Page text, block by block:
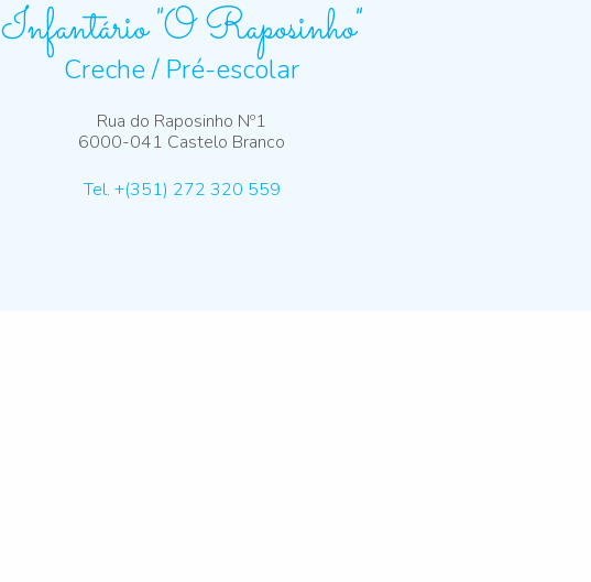
Infantário "O Raposinho"
Creche / Pré-escolar
Rua do Raposinho Nº1
6000-041 Castelo Branco
Tel. +(351) 272 320 559